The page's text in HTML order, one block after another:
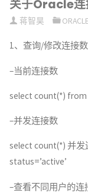
关于Oracle连
蒋智昊 ORACLE
1、查询/修改连接数
–当前连接数
select count(*) from
–并发连接数
select count(*) 并发
status=’active’
–查看不同用户的连